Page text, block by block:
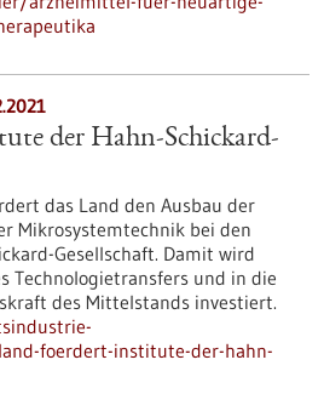
der Hahn-Schickard-
das Land den Ausbau der
Mikrosystemtechnik bei den
Gesellschaft. Damit wird
Technologietransfers und in die
des Mittelstands investiert.
foerdert-institute-der-hahn-